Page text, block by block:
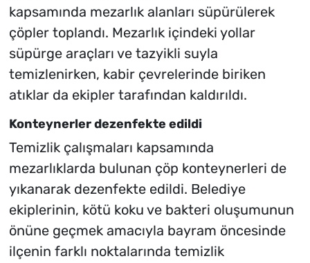
kapsamında mezarlık alanları süpürülerek
çöpler toplandı. Mezarlık içindeki yollar
süpürge araçları ve tazyikli suyla
temizlenirken, kabir çevrelerinde biriken
atıklar da ekipler tarafından kaldırıldı.
Konteynerler dezenfekte edildi
Temizlik çalışmaları kapsamında
mezarlıklarda bulunan çöp konteynerleri de
yıkanarak dezenfekte edildi. Belediye
ekiplerinin, kötü koku ve bakteri oluşumunun
önüne geçmek amacıyla bayram öncesinde
ilçenin farklı noktalarında temizlik